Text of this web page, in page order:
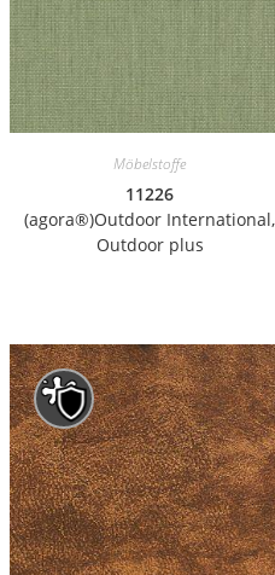
Möbelstoffe
11226
(agora®)Outdoor International,
Outdoor plus